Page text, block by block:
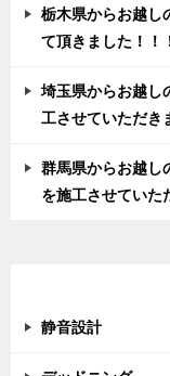
栃木県からお越し
て頂きました！！
埼玉県からお越し
工させていただき
群馬県からお越し
を施工させていた
静音設計